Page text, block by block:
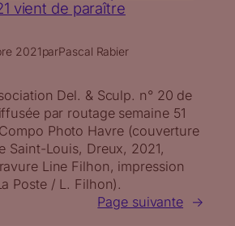
vient de paraître
2021parPascal Rabier
Del. & Sculp. n° 20 de
par routage semaine 51
Photo Havre (couverture
Saint-Louis, Dreux, 2021,
Line Filhon, impression
Poste / L. Filhon).
Page suivante →